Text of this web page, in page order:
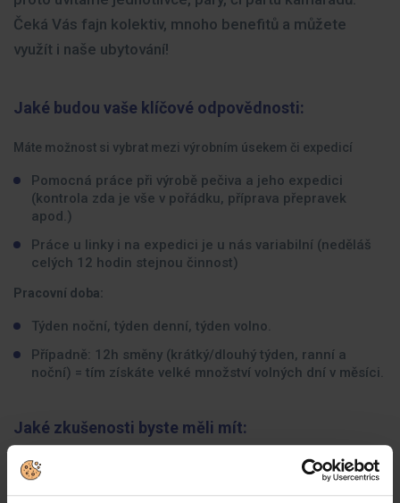
Čeká Vás fajn kolektiv, mnoho benefitů a můžete
využít i naše ubytování!
Jaké budou vaše klíčové odpovědnosti:
Máte možnost si vybrat mezi výrobním úsekem či expedicí
Pomocná práce při výrobě pečiva a jeho expedici
(kontrola zda je vše v pořádku, příprava přepravek
apod.)
Práce u linky i na expedici je u nás variabilní (neděláš
celých 12 hodin stejnou činnost)
Pracovní doba:
Týden noční, týden denní, týden volno.
Případně: 12h směny (krátký/dlouhý týden, ranní a
noční) = tím získáte velké množství volných dní v měsíci.
Jaké zkušenosti byste měli mít:
Manuální zručnost
Spolehlivost